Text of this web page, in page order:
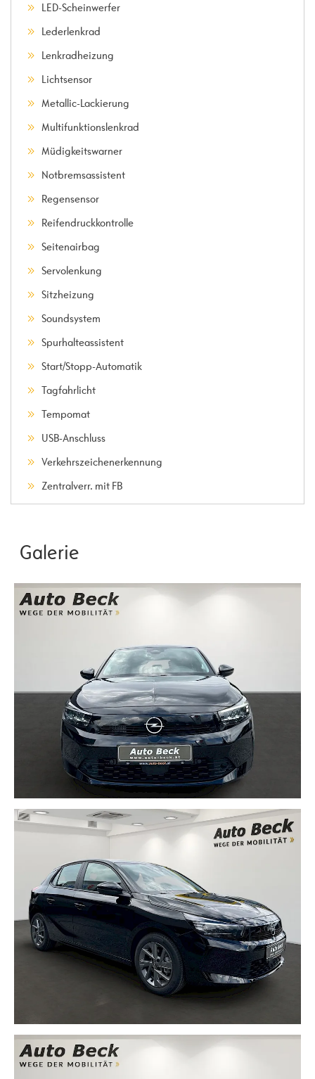
LED-Scheinwerfer
Lederlenkrad
Lenkradheizung
Lichtsensor
Metallic-Lackierung
Multifunktionslenkrad
Müdigkeitswarner
Notbremsassistent
Regensensor
Reifendruckkontrolle
Seitenairbag
Servolenkung
Sitzheizung
Soundsystem
Spurhalteassistent
Start/Stopp-Automatik
Tagfahrlicht
Tempomat
USB-Anschluss
Verkehrszeichenerkennung
Zentralverr. mit FB
Galerie